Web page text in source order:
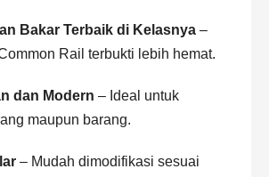
Bakar Terbaik di Kelasnya –
Rail terbukti lebih hemat.
dan Modern – Ideal untuk
maupun barang.
– Mudah dimodifikasi sesuai